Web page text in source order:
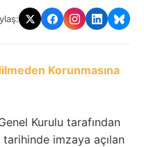
Korunmasına
Kurulu tarafından
imzaya açılan